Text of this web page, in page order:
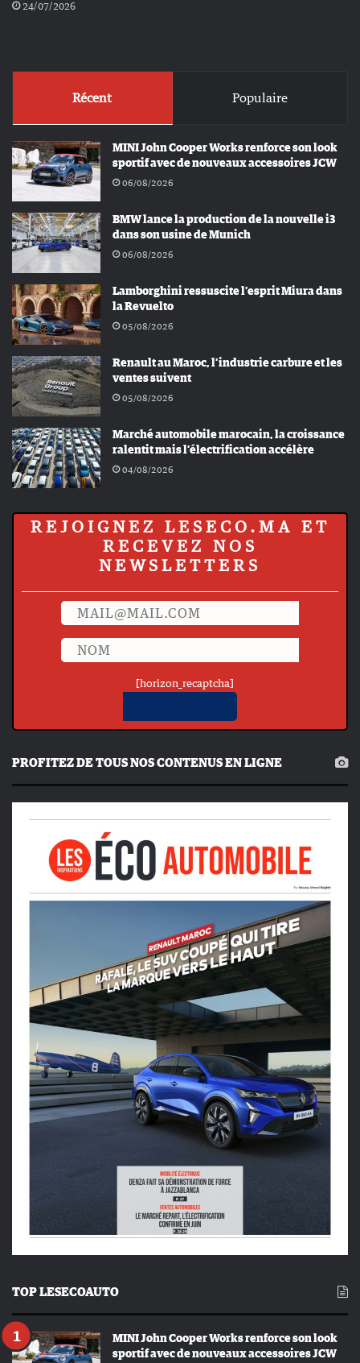
24/07/2026
Récent Populaire
MINI John Cooper Works renforce son look
sportif avec de nouveaux accessoires JCW
06/08/2026
BMW lance la production de la nouvelle i3
dans son usine de Munich
06/08/2026
Lamborghini ressuscite l’esprit Miura dans
la Revuelto
05/08/2026
Renault au Maroc, l’industrie carbure et les
ventes suivent
05/08/2026
Marché automobile marocain, la croissance
ralentit mais l’électrification accélère
04/08/2026
REJOIGNEZ LESECO.MA ET
RECEVEZ NOS
NEWSLETTERS
[horizon_recaptcha]
PROFITEZ DE TOUS NOS CONTENUS EN LIGNE
TOP LESECOAUTO
MINI John Cooper Works renforce son look
sportif avec de nouveaux accessoires JCW